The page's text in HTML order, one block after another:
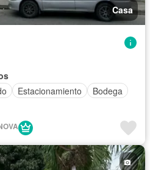
Casa
Estacionamiento
Bodega